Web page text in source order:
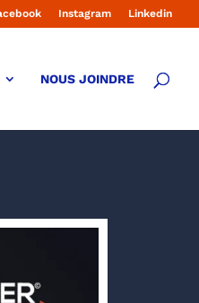
Instagram Linkedin
NOUS JOINDRE